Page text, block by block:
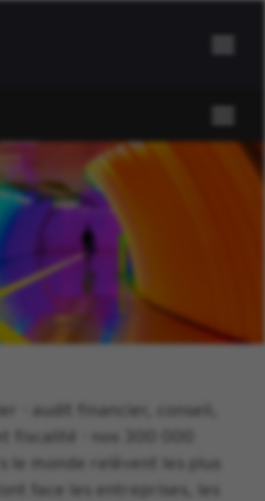
- audit financier, conseil,
fiscalité - nos 300 000
le monde relèvent les plus
face les entreprises, les